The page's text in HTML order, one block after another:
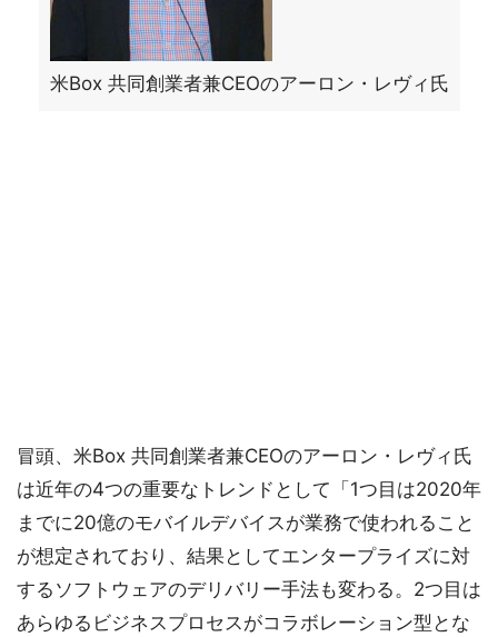
米Box 共同創業者兼CEOのアーロン・レヴィ氏
冒頭、米Box 共同創業者兼CEOのアーロン・レヴィ氏
は近年の4つの重要なトレンドとして「1つ目は2020年
までに20億のモバイルデバイスが業務で使われること
が想定されており、結果としてエンタープライズに対
するソフトウェアのデリバリー手法も変わる。2つ目は
あらゆるビジネスプロセスがコラボレーション型とな